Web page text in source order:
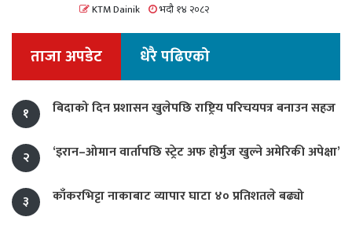
KTM Dainik भदौ १४ २०८२
ताजा अपडेट धेरै पढिएको
१ बिदाको दिन प्रशासन खुलेपछि राष्ट्रिय परिचयपत्र बनाउन सहज
२ ‘इरान–ओमान वार्तापछि स्ट्रेट अफ होर्मुज खुल्ने अमेरिकी अपेक्षा’
३ काँकरभिट्टा नाकाबाट व्यापार घाटा ४० प्रतिशतले बढ्यो